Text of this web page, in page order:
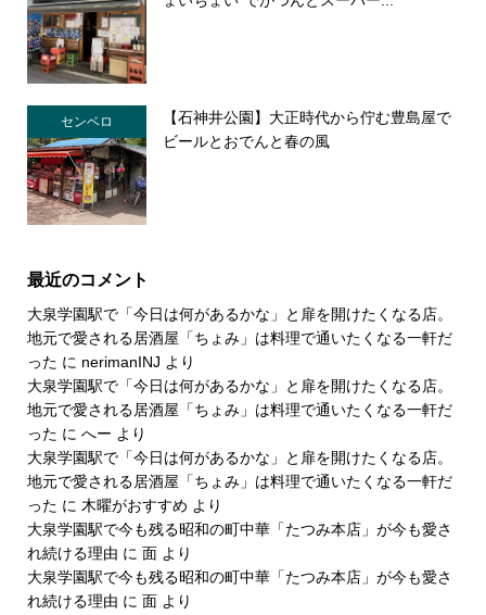
センベロ
【石神井公園】大正時代から佇む豊島屋で
ビールとおでんと春の風
最近のコメント
大泉学園駅で「今日は何があるかな」と扉を開けたくなる店。
地元で愛される居酒屋「ちょみ」は料理で通いたくなる一軒だ
った に nerimanINJ より
大泉学園駅で「今日は何があるかな」と扉を開けたくなる店。
地元で愛される居酒屋「ちょみ」は料理で通いたくなる一軒だ
った に へー より
大泉学園駅で「今日は何があるかな」と扉を開けたくなる店。
地元で愛される居酒屋「ちょみ」は料理で通いたくなる一軒だ
った に 木曜がおすすめ より
大泉学園駅で今も残る昭和の町中華「たつみ本店」が今も愛さ
れ続ける理由 に 面より
大泉学園駅で今も残る昭和の町中華「たつみ本店」が今も愛さ
れ続ける理由 に 面より